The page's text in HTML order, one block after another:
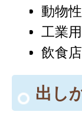
動物
工業
飲食
出し